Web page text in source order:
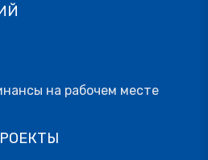
на рабочем месте